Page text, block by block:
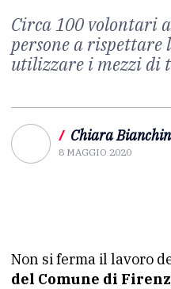
Circa 100 volontari
persone a rispettare
utilizzare i mezzi di
/ Chiara
8 MAGGIO 2020
Non si ferma il lavoro
del Comune di